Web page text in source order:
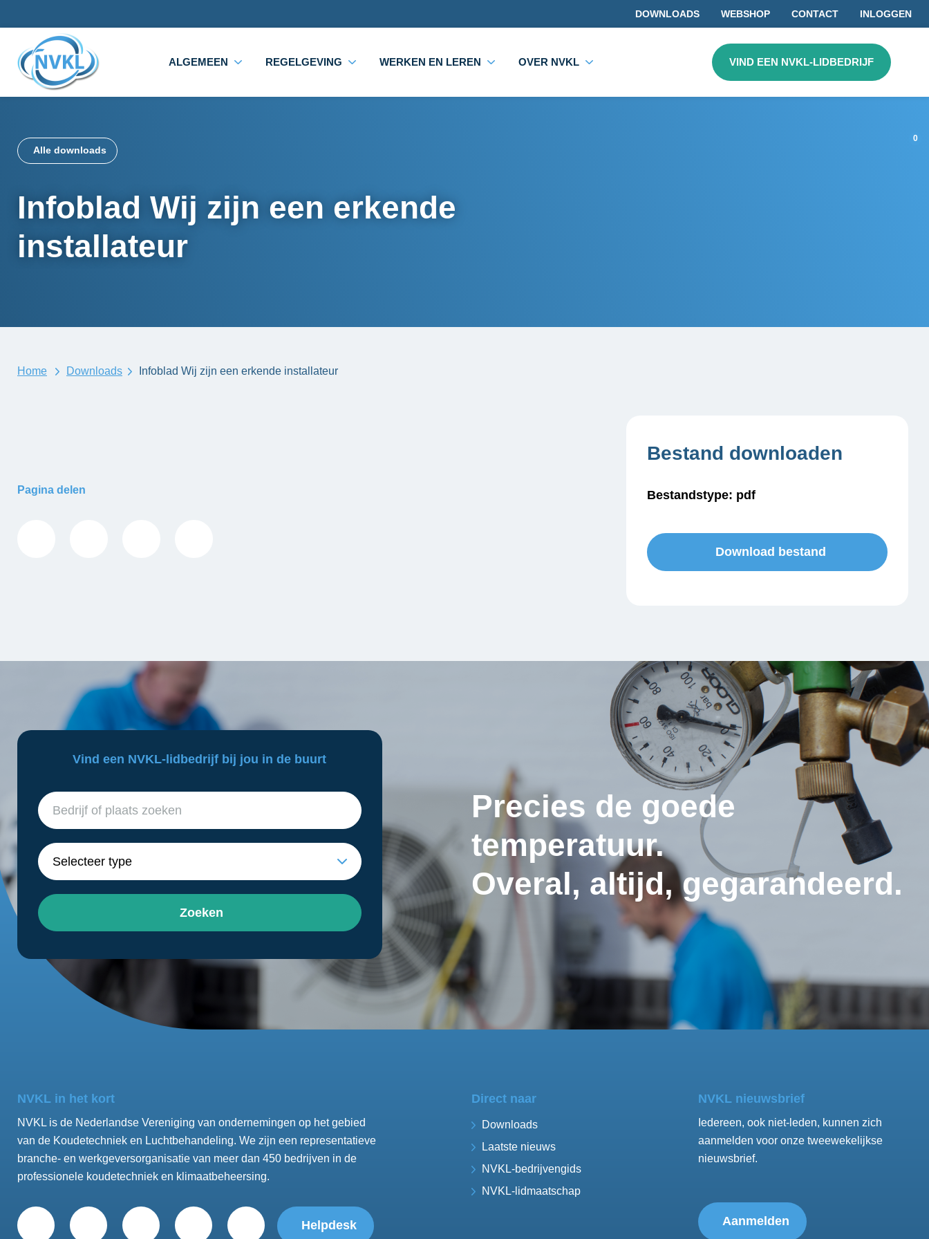
DOWNLOADS WEBSHOP CONTACT INLOGGEN
ALGEMEEN REGELGEVING WERKEN EN LEREN OVER NVKL VIND EEN NVKL-LIDBEDRIJF
0
Alle downloads
Infoblad Wij zijn een erkende
installateur
Home Downloads Infoblad Wij zijn een erkende installateur
Pagina delen
Bestand downloaden
Bestandstype: pdf
Download bestand
Vind een NVKL-lidbedrijf bij jou in de buurt
Zoeken
Precies de goede
temperatuur.
Overal, altijd, gegarandeerd.
NVKL in het kort
NVKL is de Nederlandse Vereniging van ondernemingen op het gebied
van de Koudetechniek en Luchtbehandeling. We zijn een representatieve
branche- en werkgeversorganisatie van meer dan 450 bedrijven in de
professionele koudetechniek en klimaatbeheersing.
Helpdesk
Direct naar
Downloads
Laatste nieuws
NVKL-bedrijvengids
NVKL-lidmaatschap
NVKL nieuwsbrief
Iedereen, ook niet-leden, kunnen zich
aanmelden voor onze tweewekelijkse
nieuwsbrief.
Aanmelden